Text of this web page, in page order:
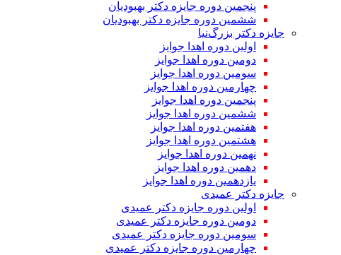
پنجمین دوره جایزه دکتر بهبودیان
ششمین دوره جایزه دکتر بهبودیان
جایزه دکتر بزرگ‌نیا
اولین دوره اهدا جوایز
دومین دوره اهدا جوایز
سومین دوره اهدا جوایز
چهارمین دوره اهدا جوایز
پنجمین دوره اهدا جوایز
ششمین دوره اهدا جوایز
هفتمین دوره اهدا جوایز
هشتمین دوره اهدا جوایز
نهمین دوره اهدا جوایز
دهمین دوره اهدا جوایز
یازدهمین دوره اهدا جوایز
جایزه دکتر عمیدی
اولین دوره جایزه دکتر عمیدی
دومین دوره جایزه دکتر عمیدی
سومین دوره جایزه دکتر عمیدی
چهارمین دوره جایزه دکتر عمیدی